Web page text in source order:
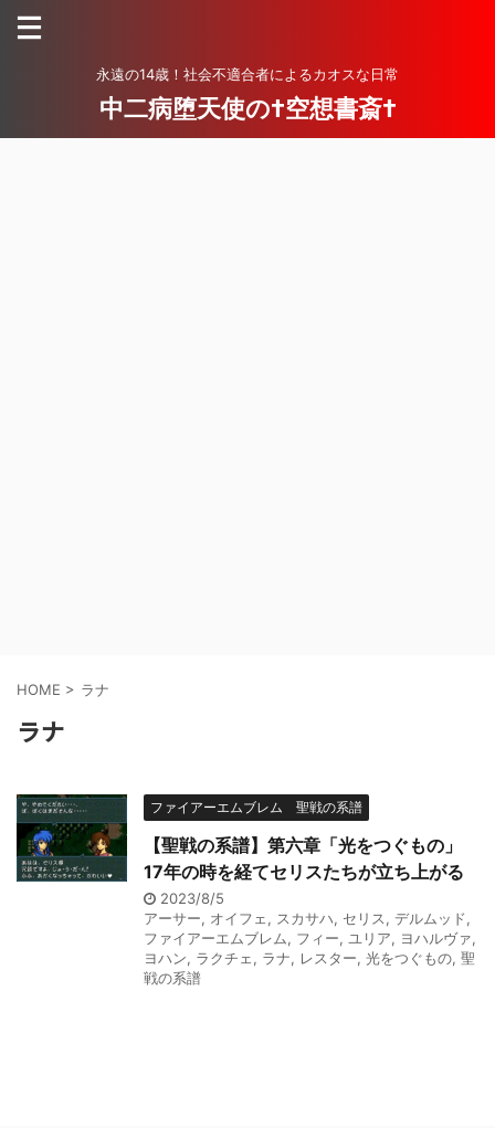
永遠の14歳！社会不適合者によるカオスな日常
中二病堕天使の†空想書斎†
HOME > ラナ
ラナ
ファイアーエムブレム 聖戦の系譜
【聖戦の系譜】第六章「光をつぐもの」
17年の時を経てセリスたちが立ち上がる
2023/8/5
アーサー, オイフェ, スカサハ, セリス, デルムッド,
ファイアーエムブレム, フィー, ユリア, ヨハルヴァ,
ヨハン, ラクチェ, ラナ, レスター, 光をつぐもの, 聖
戦の系譜